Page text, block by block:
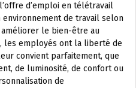
d’emploi en télétravail
environnement de travail selon
le bien-être au
les employés ont la liberté de
convient parfaitement, que
de luminosité, de confort ou
de